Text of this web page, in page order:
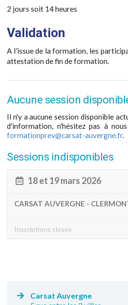
2 jours soit 14 heures
Validation
A l’issue de la formation, les
attestation de fin de formation.
Aucune session
Il n'y a aucune session disponible
d'information, n'hésitez pas à
formationprev@carsat-auvergne.fr.
Sessions indisponibles
18 et 19 mars 2026
CARSAT AUVERGNE -
Inscriptions closes
Carsat Auvergne